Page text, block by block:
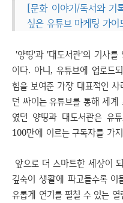
[문화 이야기/독서와 기
싶은 유튜브 마케팅 가이
'양띵'과 '대도서관'의 기사를
이다. 아니, 유튜브에 업로드
힘을 보여준 가장 대표적인
던 싸이는 유튜브를 통해 세계
였던 양띵과 대도서관은 유
100만에 이르는 구독자를 가
앞으로 더 스마트한 세상이
깊숙이 생활에 파고들수록 이
유롭게 연기를 펼칠 수 있는